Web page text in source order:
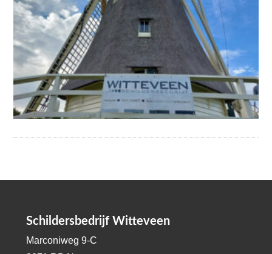
Schildersbedrijf Witteveen
Marconiweg 9-C